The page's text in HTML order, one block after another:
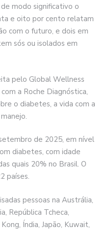
modo significativo o
e oito por cento relatam
com o futuro, e dois em
sós ou isolados em
pelo Global Wellness
a Roche Diagnóstica,
o diabetes, a vida com a
de 2025, em nível
diabetes, com idade
quais 20% no Brasil. O
países.
pessoas na Austrália,
República Tcheca,
Índia, Japão, Kuwait,